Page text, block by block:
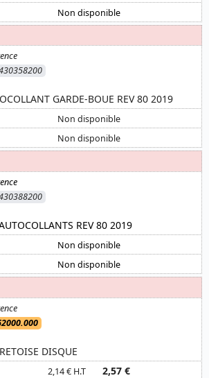
Non disponible
GARDE-BOUE REV 80 2019
Non disponible
Non disponible
REV 80 2019
Non disponible
Non disponible
DISQUE
2,14 € H.T 2,57 €